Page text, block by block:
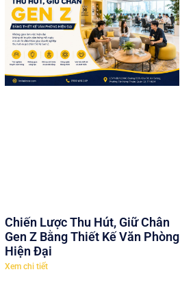
Chiến Lược Thu Hút, Giữ Chân
Gen Z Bằng Thiết Kế Văn Phòng
Hiện Đại
Xem chi tiết